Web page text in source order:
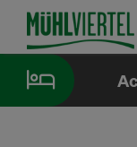
InhoudAccesskey
[0]
Navigatie[1]
Paginabegin[2]